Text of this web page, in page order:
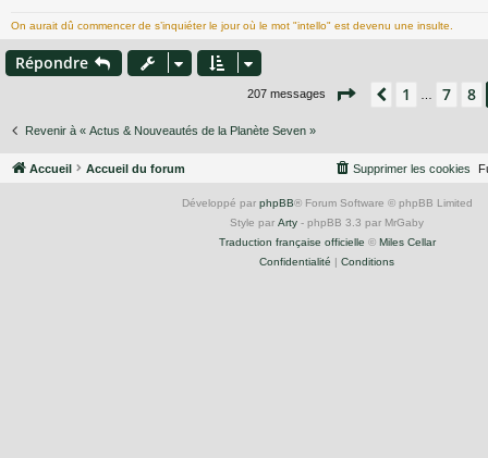
e
On aurait dû commencer de s’inquiéter le jour où le mot "intello" est devenu une insulte.
Répondre
207 messages Page 9sur 14
Précédent
1 7 8
Revenir à « Actus & Nouveautés de la Planète Seven »
Accueil Accueil du forum Supprimer les cookies
Développé par phpBB® Forum Software © phpBB Limited
Style par Arty - phpBB 3.3 par MrGaby
Traduction française officielle © Miles Cellar
Confidentialité | Conditions